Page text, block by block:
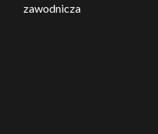
zawodnicza